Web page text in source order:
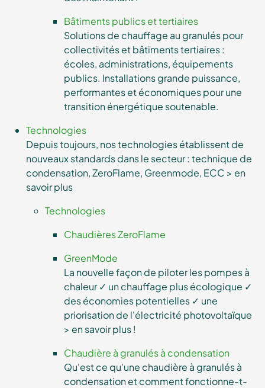
Bâtiments publics et tertiaires
Solutions de chauffage au granulés pour
collectivités et bâtiments tertiaires :
écoles, administrations, équipements
publics. Installations grande puissance,
performantes et économiques pour une
transition énergétique soutenable.
Technologies
Depuis toujours, nos technologies établissent de
nouveaux standards dans le secteur : technique de
condensation, ZeroFlame, Greenmode, ECC > en
savoir plus
Technologies
Chaudières ZeroFlame
GreenMode
La nouvelle façon de piloter les pompes à
chaleur ✓ un chauffage plus écologique ✓
des économies potentielles ✓ une
priorisation de l'électricité photovoltaïque
> en savoir plus !
Chaudière à granulés à condensation
Qu'est ce qu'une chaudière à granulés à
condensation et comment fonctionne-t-